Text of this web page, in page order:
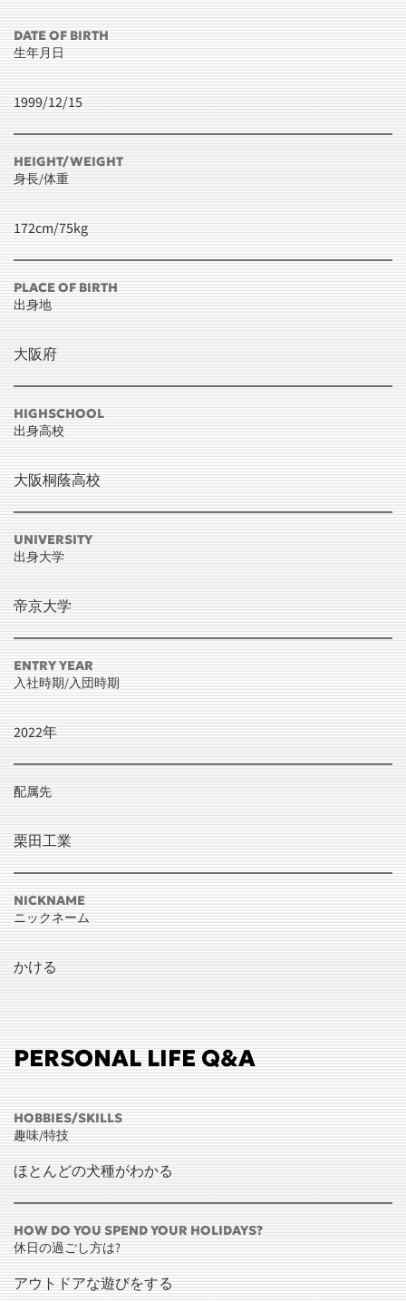
DATE OF BIRTH
生年月日
1999/12/15
HEIGHT/WEIGHT
身長/体重
172cm/75kg
PLACE OF BIRTH
出身地
大阪府
HIGHSCHOOL
出身高校
大阪桐蔭高校
UNIVERSITY
出身大学
帝京大学
ENTRY YEAR
入社時期/入団時期
2022年
配属先
栗田工業
NICKNAME
ニックネーム
かける
PERSONAL LIFE Q&A
HOBBIES/SKILLS
趣味/特技
ほとんどの犬種がわかる
HOW DO YOU SPEND YOUR HOLIDAYS?
休日の過ごし方は?
アウトドアな遊びをする